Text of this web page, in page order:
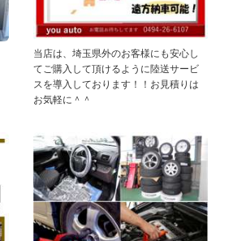
当店は、埼玉県外のお客様にも安心し
てご購入して頂けるように陸送サービ
スを導入しております！！お見積りは
お気軽に＾＾